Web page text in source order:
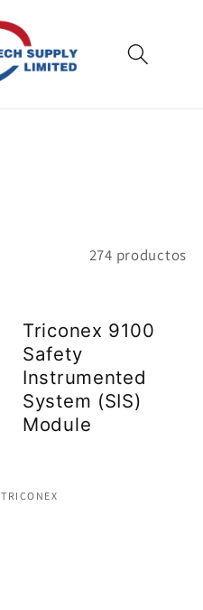
274 productos
Triconex 9100
Safety
Instrumented
System (SIS)
Module
Proveedor:
TRICONEX